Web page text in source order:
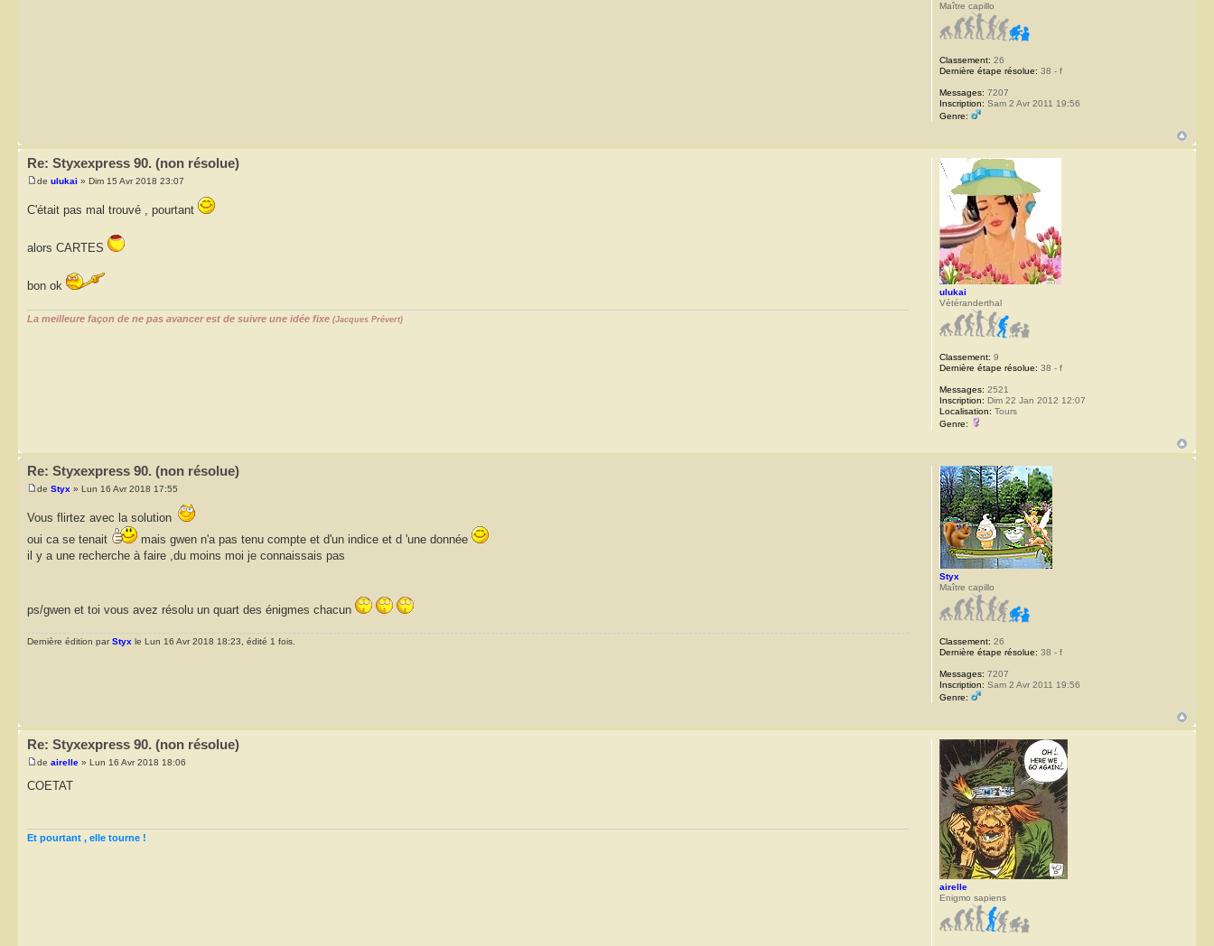
Maître capillo
Classement: 26
Dernière étape résolue: 38 - f
Messages: 7207
Inscription: Sam 2 Avr 2011 19:56
Genre:
Re: Styxexpress 90. (non résolue)
de ulukai » Dim 15 Avr 2018 23:07
C'était pas mal trouvé , pourtant
alors CARTES
bon ok
La meilleure façon de ne pas avancer est de suivre une idée fixe (Jacques Prévert)
ulukai
Vétéranderthal
Classement: 9
Dernière étape résolue: 38 - f
Messages: 2521
Inscription: Dim 22 Jan 2012 12:07
Localisation: Tours
Genre:
Re: Styxexpress 90. (non résolue)
de Styx » Lun 16 Avr 2018 17:55
Vous flirtez avec la solution
oui ca se tenait
mais gwen n'a pas tenu compte et d'un indice et d 'une donnée
il y a une recherche à faire ,du moins moi je connaissais pas
ps/gwen et toi vous avez résolu un quart des énigmes chacun
Dernière édition parStyx le Lun 16 Avr 2018 18:23, édité 1 fois.
Styx
Maître capillo
Classement: 26
Dernière étape résolue: 38 - f
Messages: 7207
Inscription: Sam 2 Avr 2011 19:56
Genre:
Re: Styxexpress 90. (non résolue)
de airelle » Lun 16 Avr 2018 18:06
COETAT
Et pourtant , elle tourne !
airelle
Enigmo sapiens